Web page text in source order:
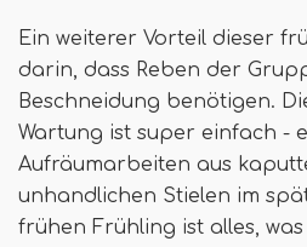
Ein weiterer Vorteil dieser
darin, dass Reben der
Beschneidung benötigen.
Wartung ist super einfach -
Aufräumarbeiten aus
unhandlichen Stielen im
frühen Frühling ist alles,